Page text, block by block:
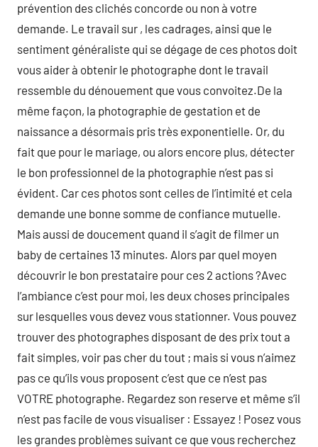
prévention des clichés concorde ou non à votre
demande. Le travail sur , les cadrages, ainsi que le
sentiment généraliste qui se dégage de ces photos doit
vous aider à obtenir le photographe dont le travail
ressemble du dénouement que vous convoitez.De la
même façon, la photographie de gestation et de
naissance a désormais pris très exponentielle. Or, du
fait que pour le mariage, ou alors encore plus, détecter
le bon professionnel de la photographie n’est pas si
évident. Car ces photos sont celles de l’intimité et cela
demande une bonne somme de confiance mutuelle.
Mais aussi de doucement quand il s’agit de filmer un
baby de certaines 13 minutes. Alors par quel moyen
découvrir le bon prestataire pour ces 2 actions ?Avec
l’ambiance c’est pour moi, les deux choses principales
sur lesquelles vous devez vous stationner. Vous pouvez
trouver des photographes disposant de des prix tout a
fait simples, voir pas cher du tout ; mais si vous n’aimez
pas ce qu’ils vous proposent c’est que ce n’est pas
VOTRE photographe. Regardez son reserve et même s’il
n’est pas facile de vous visualiser : Essayez ! Posez vous
les grandes problèmes suivant ce que vous recherchez